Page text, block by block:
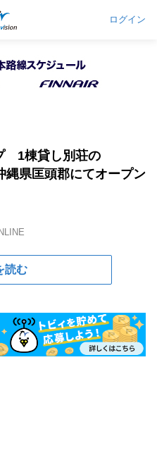
ログイン
1棟貸し別荘の
縄県匡頭郡にてオープン
読む